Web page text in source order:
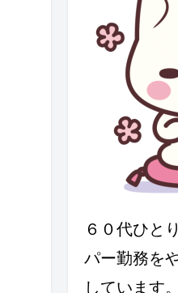
６０代ひと
パー勤務を
しています。